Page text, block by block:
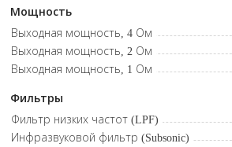
Комплектный выносной регулятор
обеспечивает удобную оперативную
водителя.
Класс усилителя: D • Количество каналов:
Ом): 1050 Вт • Частотный диапазон: 10–200
Мощность
Выходная мощность, 4 Ом
Выходная мощность, 2 Ом
Выходная мощность, 1 Ом
Фильтры
Фильтр низких частот (LPF)
Инфразвуковой фильтр (Subsonic)